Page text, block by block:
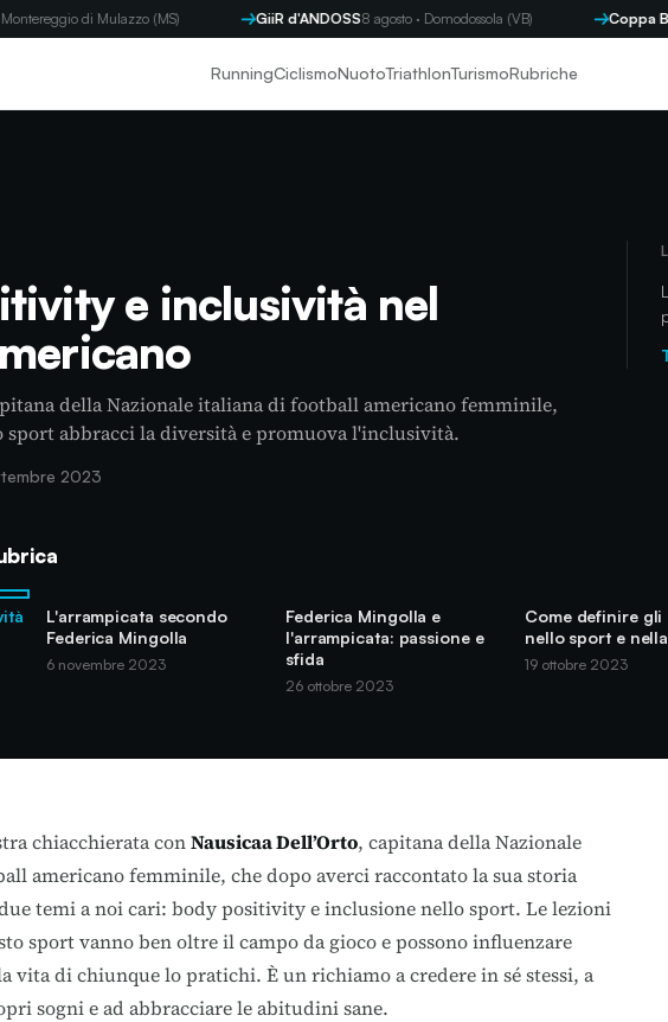
di Mulazzo (MS) GiiR d'ANDOSS8 agosto · Domodossola (VB) Coppa Byron9
RunningCiclismoNuotoTriathlonTurismoRubriche
e inclusività nel
della Nazionale italiana di football americano femminile,
sport abbracci la diversità e promuova l'inclusività.
2023
L'arrampicata secondo
Federica Mingolla
6 novembre 2023
Federica Mingolla e
l'arrampicata: passione e
sfida
26 ottobre 2023
Come definire
nello sport e
19 ottobre 2023
chiacchierata conNausicaa Dell’Orto, capitana della Nazionale
americano femminile, che dopo averci raccontatola sua storia
temi a noi cari: body positivitye inclusione nello sport. Le lezioni
sport vanno ben oltre il campo da gioco e possono influenzare
vita di chiunque lo pratichi. È un richiamo a credere in sé stessi, a
sogni e ad abbracciare le abitudini sane.